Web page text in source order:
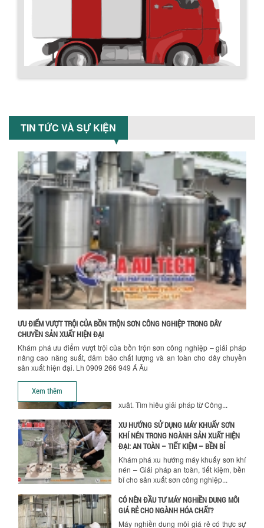
Hướng dẫn thanh toán mua hàng
TIN TỨC VÀ SỰ KIỆN
ƯU ĐIỂM VƯỢT TRỘI CỦA BỒN TRỘN SƠN CÔNG NGHIỆP TRONG DÂY
CHUYỀN SẢN XUẤT HIỆN ĐẠI
Khám phá ưu điểm vượt trội của bồn trộn sơn công nghiệp – giải pháp
nâng cao năng suất, đảm bảo chất lượng và an toàn cho dây chuyền
sản xuất hiện đại. Lh 0909 266 949 Á Âu
Xem thêm
TỐI ƯU CHI PHÍ SẢN XUẤT VỚI MÁY TRỘN
SƠN CÔNG NGHIỆP HIỆN ĐẠI
Khám phá cách máy trộn sơn công
nghiệp giúp doanh nghiệp tiết kiệm
CHỌN MÁY KHUẤY TRỘN HÓA CHẤT CHO
Khám phá những tiêu chí quan trọng
giúp doanh nghiệp lựa chọn máy khuấy
trộn hóa chất phù hợp. Từ máy khuấy
hóa...
NHỮNG YẾU TỐ QUYẾT ĐỊNH KHI CHỌN
BỒN KHUẤY SƠN: VẬT LIỆU, DUNG TÍCH VÀ
CÔNG SUẤT KHUẤY
Khám phá các yếu tố quan trọng khi
chọn bồn khuấy sơn: Vật liệu, dung tích
và công suất khuấy. Giải pháp tối...
BỒN KHUẤY TRỘN CHẤT LỎNG CHO
NGÀNH HÓA CHẤT: NHỮNG YẾU TỐ QUYẾT
ĐỊNH CHẤT LƯỢNG SẢN PHẨM CUỐI
CÙNG
Khám phá những yếu tố quan trọng
quyết định chất lượng sản phẩm khi sử
dụng bồn khuấy trộn chất lỏng trong...
TỐI ƯU CHI PHÍ ĐẦU TƯ NHỜ LỰA CHỌN
ĐÚNG DỤNG CỤ KHUẤY SƠN CHO DÂY
CHUYỀN SẢN XUẤT
xuất. Tìm hiểu giải pháp từ Công...
XU HƯỚNG SỬ DỤNG MÁY KHUẤY SƠN
KHÍ NÉN TRONG NGÀNH SẢN XUẤT HIỆN
ĐẠI: AN TOÀN – TIẾT KIỆM – BỀN BỈ
Khám phá xu hướng máy khuấy sơn khí
nén – Giải pháp an toàn, tiết kiệm, bền
bỉ cho sản xuất sơn công nghiệp...
CÓ NÊN ĐẦU TƯ MÁY NGHIỀN DUNG MÔI
GIÁ RẺ CHO NGÀNH HÓA CHẤT?
Máy nghiền dung môi giá rẻ có thực sự